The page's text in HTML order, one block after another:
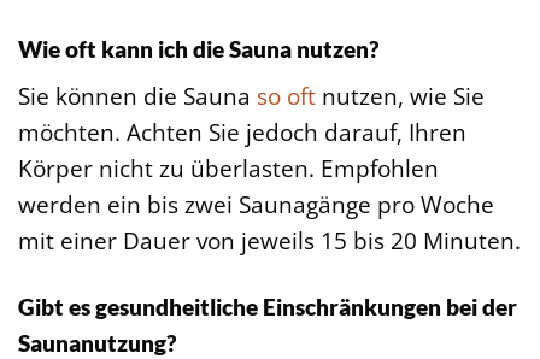
Wie oft kann ich die Sauna nutzen?
Sie können die Sauna so oft nutzen, wie Sie
möchten. Achten Sie jedoch darauf, Ihren
Körper nicht zu überlasten. Empfohlen
werden ein bis zwei Saunagänge pro Woche
mit einer Dauer von jeweils 15 bis 20 Minuten.
Gibt es gesundheitliche Einschränkungen bei der
Saunanutzung?